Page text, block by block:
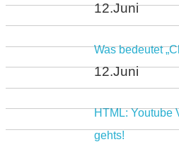
12.Juni
Was bedeutet
12.Juni
HTML: Youtube
gehts!